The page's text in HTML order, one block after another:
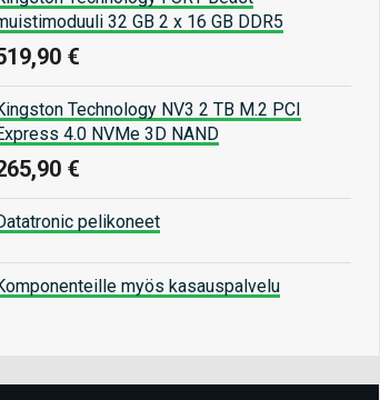
32 GB 2 x 16 GB DDR5
€
Technology NV3 2 TB M.2 PCI
4.0 NVMe 3D NAND
€
pelikoneet
myös kasauspalvelu